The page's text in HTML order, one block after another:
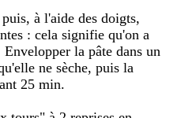
à l'aide des doigts,
: cela signifie qu'on a
la pâte dans un
ne sèche, puis la
25 min.